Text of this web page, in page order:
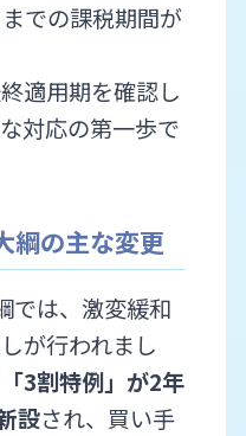
での課税期間が
適用期を確認し
対応の第一歩で
綱の主な変更
では、激変緩和
が行われまし
3割特例」が2年
設され、買い手